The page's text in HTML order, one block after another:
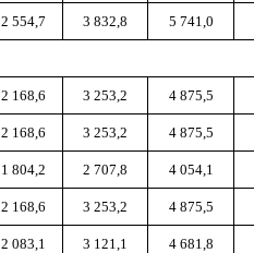
2 554,7 3 832,8 5 741,0
2 168,6 3 253,2 4 875,5
2 168,6 3 253,2 4 875,5
1 804,2 2 707,8 4 054,1
2 168,6 3 253,2 4 875,5
2 083,1 3 121,1 4 681,8